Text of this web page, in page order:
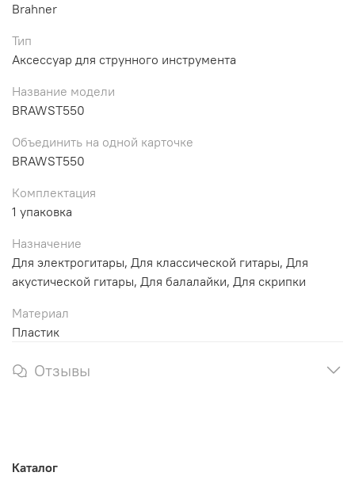
Brahner
Тип
Аксессуар для струнного инструмента
Название модели
BRAWST550
Объединить на одной карточке
BRAWST550
Комплектация
1 упаковка
Назначение
Для электрогитары, Для классической гитары, Для
акустической гитары, Для балалайки, Для скрипки
Материал
Пластик
Отзывы
Каталог